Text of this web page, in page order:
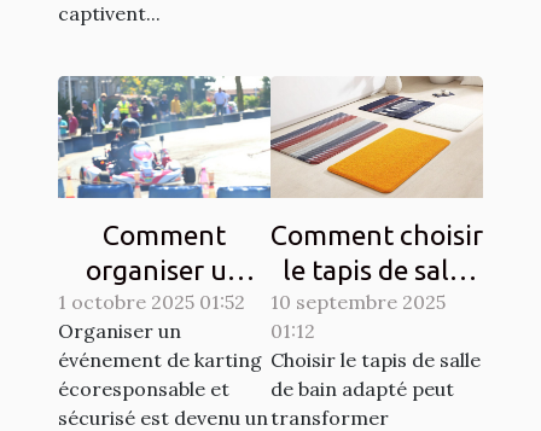
captivent...
Comment
organiser un
événement de
karting
écoresponsable
et sécurisé?
1 octobre 2025 01:52
Organiser un
événement de karting
écoresponsable et
sécurisé est devenu un
Comment choisir
le tapis de salle
de bain idéal
pour votre
espace ?
10 septembre 2025
01:12
Choisir le tapis de salle
de bain adapté peut
transformer